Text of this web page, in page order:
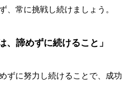
、常に挑戦し続けましょう。
、諦めずに続けること」
ずに努力し続けることで、成功